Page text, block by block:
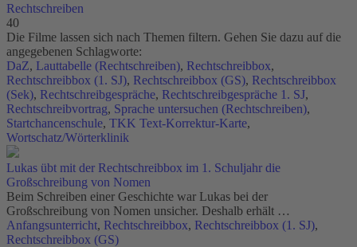
Rechtschreiben
40
Die Filme lassen sich nach Themen filtern. Gehen Sie dazu auf die
angegebenen Schlagworte:
DaZ, Lauttabelle (Rechtschreiben), Rechtschreibbox,
Rechtschreibbox (1. SJ), Rechtschreibbox (GS), Rechtschreibbox
(Sek), Rechtschreibgespräche, Rechtschreibgespräche 1. SJ,
Rechtschreibvortrag, Sprache untersuchen (Rechtschreiben),
Startchancenschule, TKK Text-Korrektur-Karte,
Wortschatz/Wörterklinik
Lukas übt mit der Rechtschreibbox im 1. Schuljahr die
Großschreibung von Nomen
Beim Schreiben einer Geschichte war Lukas bei der
Großschreibung von Nomen unsicher. Deshalb erhält …
Anfangsunterricht, Rechtschreibbox, Rechtschreibbox (1. SJ),
Rechtschreibbox (GS)